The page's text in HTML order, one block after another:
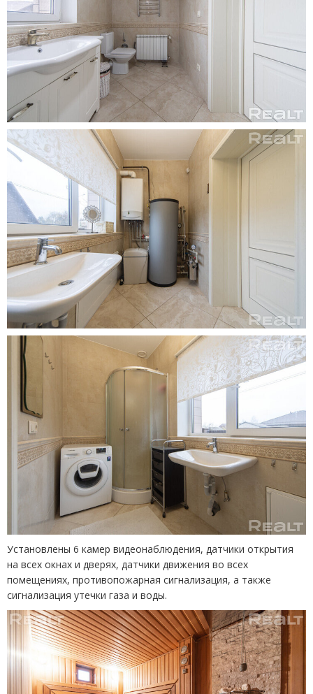
Установлены 6 камер видеонаблюдения, датчики открытия
на всех окнах и дверях, датчики движения во всех
помещениях, противопожарная сигнализация, а также
сигнализация утечки газа и воды.